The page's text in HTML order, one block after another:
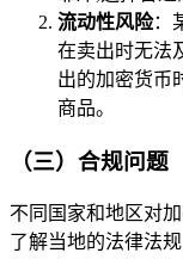
流动性风险：
在卖出时无法
出的加密货币
商品。
（三）合规问题
不同国家和地区对
了解当地的法律法